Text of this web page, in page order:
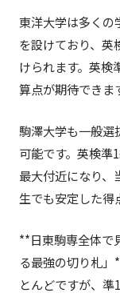
東洋大学は多くの
を設けており、英
けられます。英検
算点が期待できま
駒澤大学も一般
可能です。英検準
最大付近になり、
生でも安定した得
**日東駒専全体で
る最強の切り札
とんどですが、